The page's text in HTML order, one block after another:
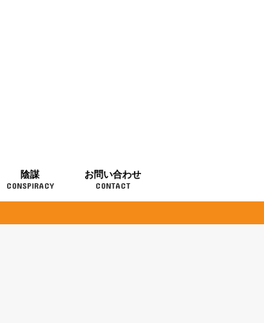
陰謀
CONSPIRACY
お問い合わせ
CONTACT